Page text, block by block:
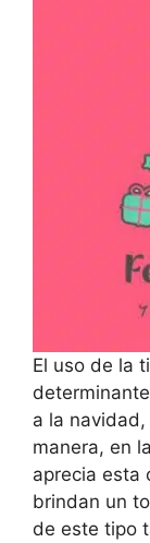
El uso de la
a la
manera, en
aprecia esta
brindan un
de este tipo